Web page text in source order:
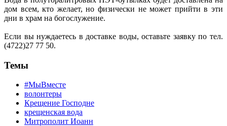
дом всем, кто желает, но физически не может прийти в эти
дни в храм на богослужение.
Если вы нуждаетесь в доставке воды, оставьте заявку по тел.
(4722)27 77 50.
Темы
#МыВместе
волонтеры
Крещение Господне
крещенская вода
Митрополит Иоанн